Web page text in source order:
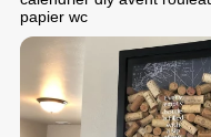
papier wc